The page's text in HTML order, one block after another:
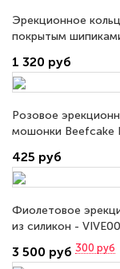
Эрекционное
покрытым
1 320 руб
Розовое
мошонки Beefcake
425 руб
Фиолетовое
из силикон -
3 500 руб 300 руб